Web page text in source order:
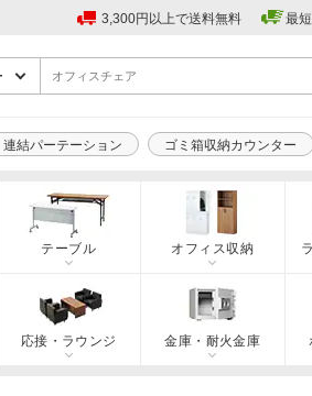
3,300円以上で送料無料 最
連結パーテーション ゴミ箱収納カウンター
テーブル オフィス収納
応接・ラウンジ 金庫・耐火金庫